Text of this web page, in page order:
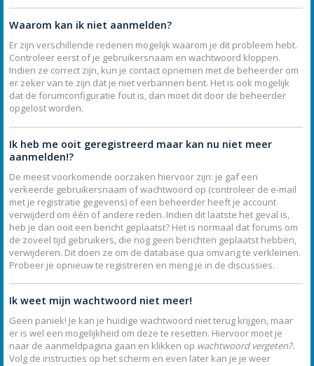
Waarom kan ik niet aanmelden?
Er zijn verschillende redenen mogelijk waarom je dit probleem hebt.
Controleer eerst of je gebruikersnaam en wachtwoord kloppen.
Indien ze correct zijn, kun je contact opnemen met de beheerder om
er zeker van te zijn dat je niet verbannen bent. Het is ook mogelijk
dat de forumconfiguratie fout is, dan moet dit door de beheerder
opgelost worden.
Ik heb me ooit geregistreerd maar kan nu niet meer
aanmelden!?
De meest voorkomende oorzaken hiervoor zijn: je gaf een
verkeerde gebruikersnaam of wachtwoord op (controleer de e-mail
met je registratie gegevens) of een beheerder heeft je account
verwijderd om één of andere reden. Indien dit laatste het geval is,
heb je dan ooit een bericht geplaatst? Het is normaal dat forums om
de zoveel tijd gebruikers, die nog geen berichten geplaatst hebben,
verwijderen. Dit doen ze om de database qua omvang te verkleinen.
Probeer je opnieuw te registreren en meng je in de discussies.
Ik weet mijn wachtwoord niet meer!
Geen paniek! Je kan je huidige wachtwoord niet terug krijgen, maar
er is wel een mogelijkheid om deze te resetten. Hiervoor moet je
naar de aanmeldpagina gaan en klikken op wachtwoord vergeten?.
Volg de instructies op het scherm en even later kan je je weer